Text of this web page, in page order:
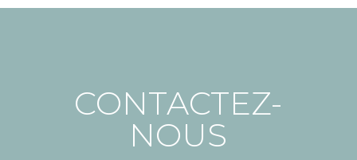
CONTACTEZ-
NOUS